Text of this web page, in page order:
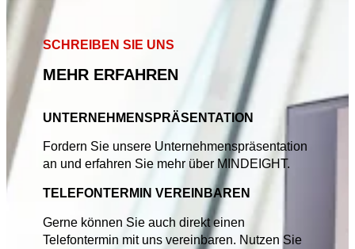
MEHR ERFAHREN
SCHREIBEN SIE UNS
UNTERNEHMENSPRÄSENTATION
Fordern Sie unsere Unternehmenspräsentation
an und erfahren Sie mehr über MINDEIGHT.
TELEFONTERMIN VEREINBAREN
Gerne können Sie auch direkt einen
Telefontermin mit uns vereinbaren. Nutzen Sie